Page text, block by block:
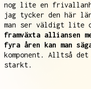
nog lite en
jag tycker den här
man ser väldigt lite
framväxta alliansen
fyra åren kan man
komponent. Alltså
starkt.